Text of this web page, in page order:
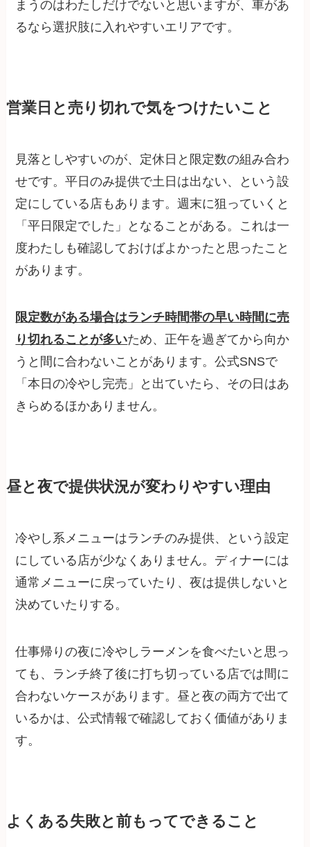
まうのはわたしだけでないと思いますが、車があ
るなら選択肢に入れやすいエリアです。
営業日と売り切れで気をつけたいこと
見落としやすいのが、定休日と限定数の組み合わ
せです。平日のみ提供で土日は出ない、という設
定にしている店もあります。週末に狙っていくと
「平日限定でした」となることがある。これは一
度わたしも確認しておけばよかったと思ったこと
があります。
限定数がある場合はランチ時間帯の早い時間に売
り切れることが多いため、正午を過ぎてから向か
うと間に合わないことがあります。公式SNSで
「本日の冷やし完売」と出ていたら、その日はあ
きらめるほかありません。
昼と夜で提供状況が変わりやすい理由
冷やし系メニューはランチのみ提供、という設定
にしている店が少なくありません。ディナーには
通常メニューに戻っていたり、夜は提供しないと
決めていたりする。
仕事帰りの夜に冷やしラーメンを食べたいと思っ
ても、ランチ終了後に打ち切っている店では間に
合わないケースがあります。昼と夜の両方で出て
いるかは、公式情報で確認しておく価値がありま
す。
よくある失敗と前もってできること